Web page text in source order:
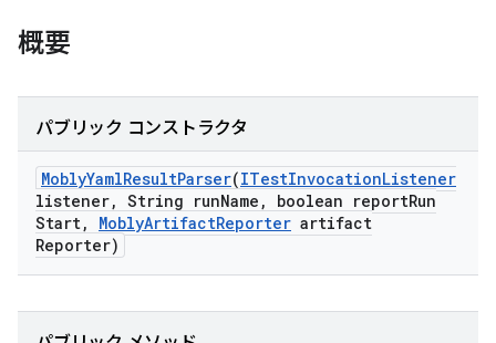
概要
パブリック コンストラクタ
MoblyYamlResultParser(ITestInvocationListener
listener, String runName , boolean reportRun
Start, MoblyArtifactReporter artifact
Reporter)